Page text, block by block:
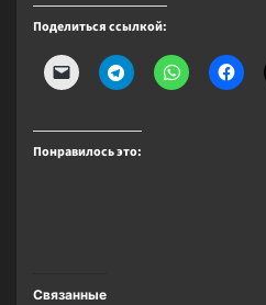
Поделиться ссылкой:
Понравилось это:
Связанные